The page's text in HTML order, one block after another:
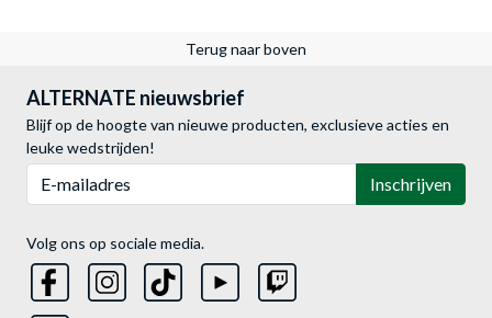
Terug naar boven
ALTERNATE nieuwsbrief
Blijf op de hoogte van nieuwe producten, exclusieve acties en
leuke wedstrijden!
Inschrijven
Volg ons op sociale media.